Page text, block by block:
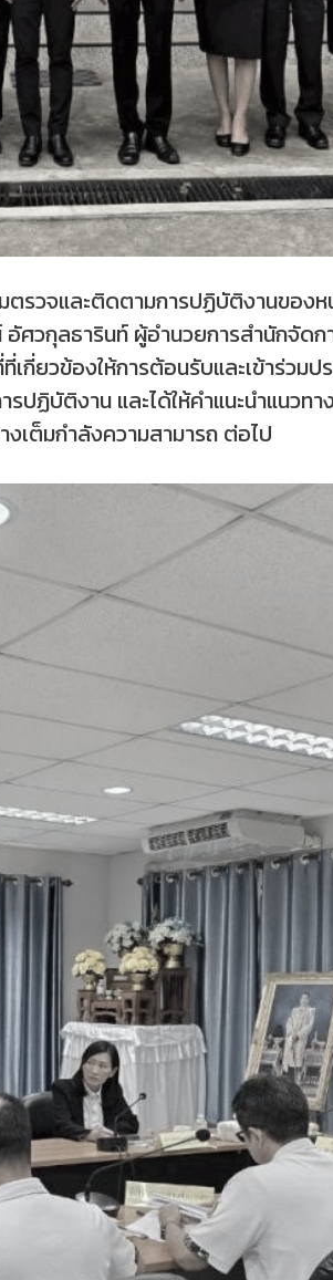
รวจและติดตามการปฏิบัติงานของ
วกุลธารินท์ ผู้อำนวยการสำนักจัด
กี่ยวข้องให้การต้อนรับและเข้าร่ว
บัติงาน และได้ให้คำแนะนำแนวท
เต็มกำลังความสามารถ ต่อไป